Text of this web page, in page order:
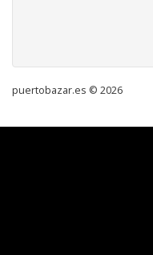
puertobazar.es © 2026